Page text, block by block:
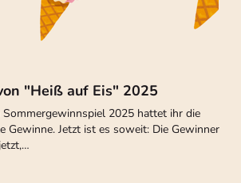
"Heiß auf Eis" 2025
Sommergewinnspiel 2025 hattet ihr die
Gewinne. Jetzt ist es soweit: Die Gewinner